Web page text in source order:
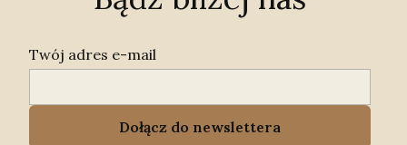
Twój adres e-mail
Dołącz do newslettera